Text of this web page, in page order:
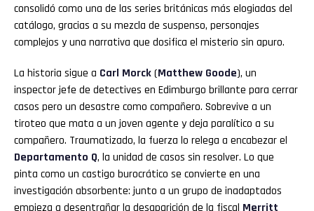
consolidó como una de las series británicas más elogiadas del
catálogo, gracias a su mezcla de suspenso, personajes
complejos y una narrativa que dosifica el misterio sin apuro.
La historia sigue a Carl Morck(Matthew Goode), un
inspector jefe de detectives en Edimburgo brillante para cerrar
casos pero un desastre como compañero. Sobrevive a un
tiroteo que mata a un joven agente y deja paralítico a su
compañero. Traumatizado, la fuerza lo relega a encabezar el
Departamento Q, la unidad de casos sin resolver. Lo que
pinta como un castigo burocrático se convierte en una
investigación absorbente: junto a un grupo de inadaptados
empieza a desentrañar la desaparición de la fiscal Merritt